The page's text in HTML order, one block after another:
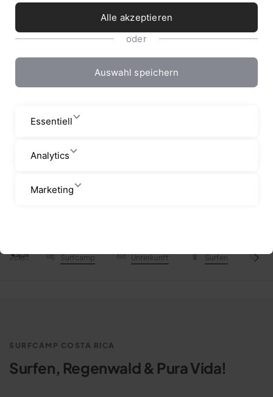
Surfcamp Unterkunft Surfen
SURFCAMP COSTA RICA
Surfen, Regenwald & Pura Vida!
Alle akzeptieren
oder
Auswahl speichern
Essentiell
Analytics
Marketing